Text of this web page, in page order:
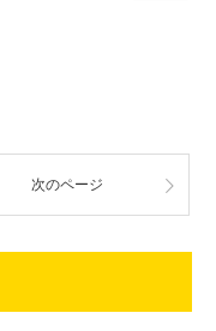
次のページ